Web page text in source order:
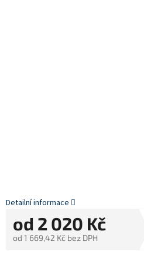
od 2 020 Kč
od 1 669,42 Kč bez DPH
Detailní informace